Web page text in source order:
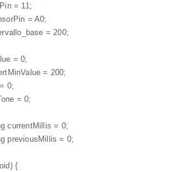
= 11;
= A0;
= 200;
= 0;
= 200;
0;
= 0;
currentMillis = 0;
previousMillis = 0;
{